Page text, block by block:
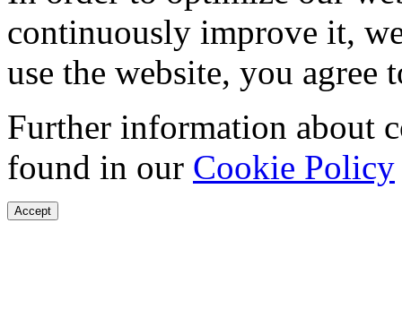
continuously improve it,
use the website, you agree
Further information about
found in our Cookie Policy
Accept